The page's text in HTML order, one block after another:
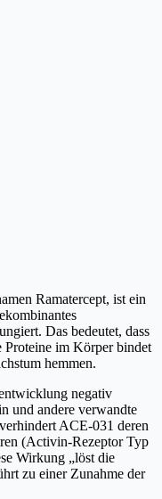
Ramatercept, ist ein
Das bedeutet, dass
Proteine im Körper bindet
hemmen.
negativ
und andere verwandte
ACE-031 deren
(Activin-Rezeptor Typ
Wirkung „löst die
zu einer Zunahme der